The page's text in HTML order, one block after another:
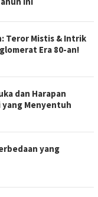
Teror Mistis & Intrik
Era 80-an!
dan Harapan
yang Menyentuh
yang